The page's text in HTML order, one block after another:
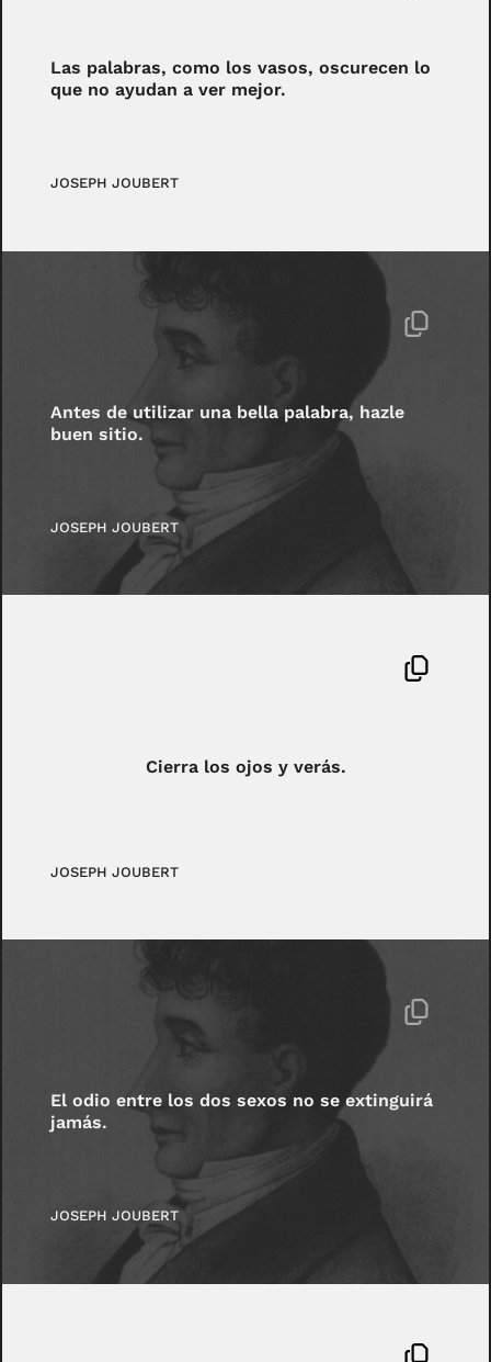
Las palabras, como los vasos, oscurecen lo
que no ayudan a ver mejor.
JOSEPH JOUBERT
Antes de utilizar una bella palabra, hazle
buen sitio.
JOSEPH JOUBERT
Cierra los ojos y verás.
JOSEPH JOUBERT
El odio entre los dos sexos no se extinguirá
jamás.
JOSEPH JOUBERT